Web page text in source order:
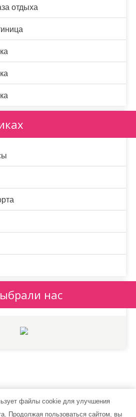
отдыха
нас
Работает на WordPress
файлы cookie для улучшения
Продолжая пользоваться сайтом, вы